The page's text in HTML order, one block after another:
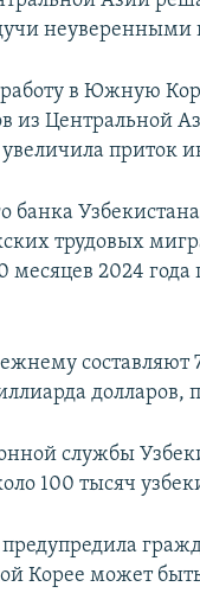
в Южную
из Центральной
увеличила приток
трудовых
месяцев 2024
составляют
службы
100 тысяч
Корее может